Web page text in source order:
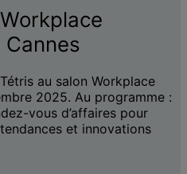
au salon Workplace
2025. Au programme :
vous d’affaires pour
et innovations